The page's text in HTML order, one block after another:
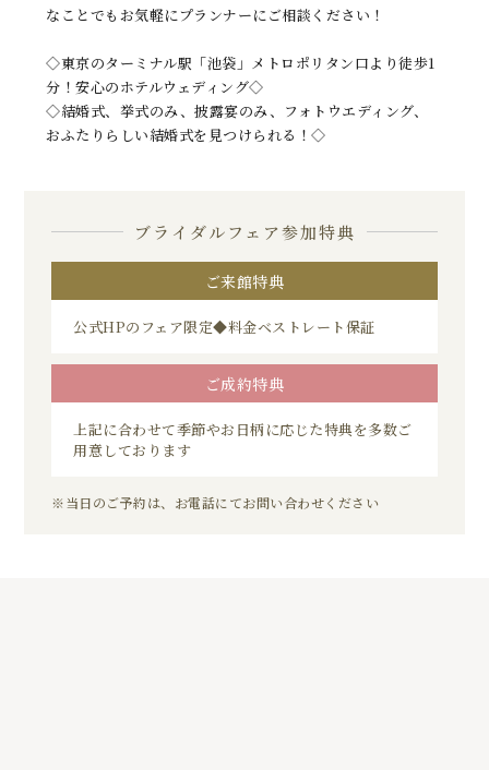
なことでもお気軽にプランナーにご相談ください！
◇東京のターミナル駅「池袋」メトロポリタン口より徒歩1
分！安心のホテルウェディング◇
◇結婚式、挙式のみ、披露宴のみ、フォトウエディング、
おふたりらしい結婚式を見つけられる！◇
ブライダルフェア参加特典
ご来館特典
公式HPのフェア限定◆料金ベストレート保証
ご成約特典
上記に合わせて季節やお日柄に応じた特典を多数ご
用意しております
※当日のご予約は、お電話にてお問い合わせください